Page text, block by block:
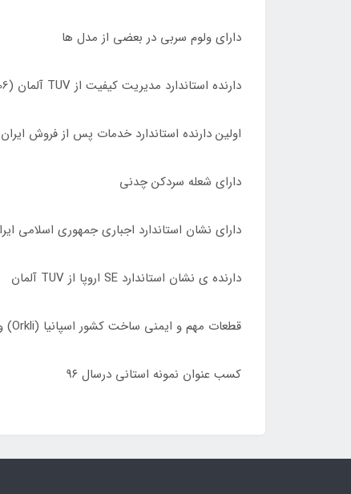
دارای ولوم سربی در بعضی از مدل ها
دارنده استاندارد مدیریت کیفیت از TUV آلمان (10002:2006 ISO)
اولین دارنده استاندارد خدمات پس از فروش
دارای شعله سردکن چدنی
دارای نشان استاندارد اجباری جمهوری اسلامی
دارنده ی نشان استاندارد SE اروپا از TUV آلمان
قطعات مهم و ایمنی ساخت کشور اسپانیا (Orkli) و ایتالیا (Sabaf)
کسب عنوان نمونه استانی درسال ٩۶